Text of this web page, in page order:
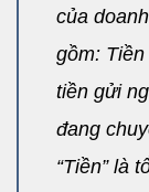
của
gồm:
tiền gửi
đang
“Tiền” là